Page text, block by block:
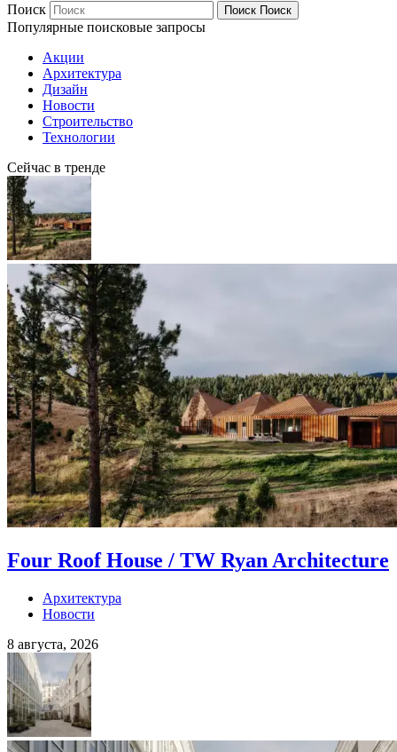
Поиск Поиск Поиск
Популярные поисковые запросы
Акции
Архитектура
Дизайн
Новости
Строительство
Технологии
Сейчас в тренде
Four Roof House / TW Ryan Architecture
Архитектура
Новости
8 августа, 2026